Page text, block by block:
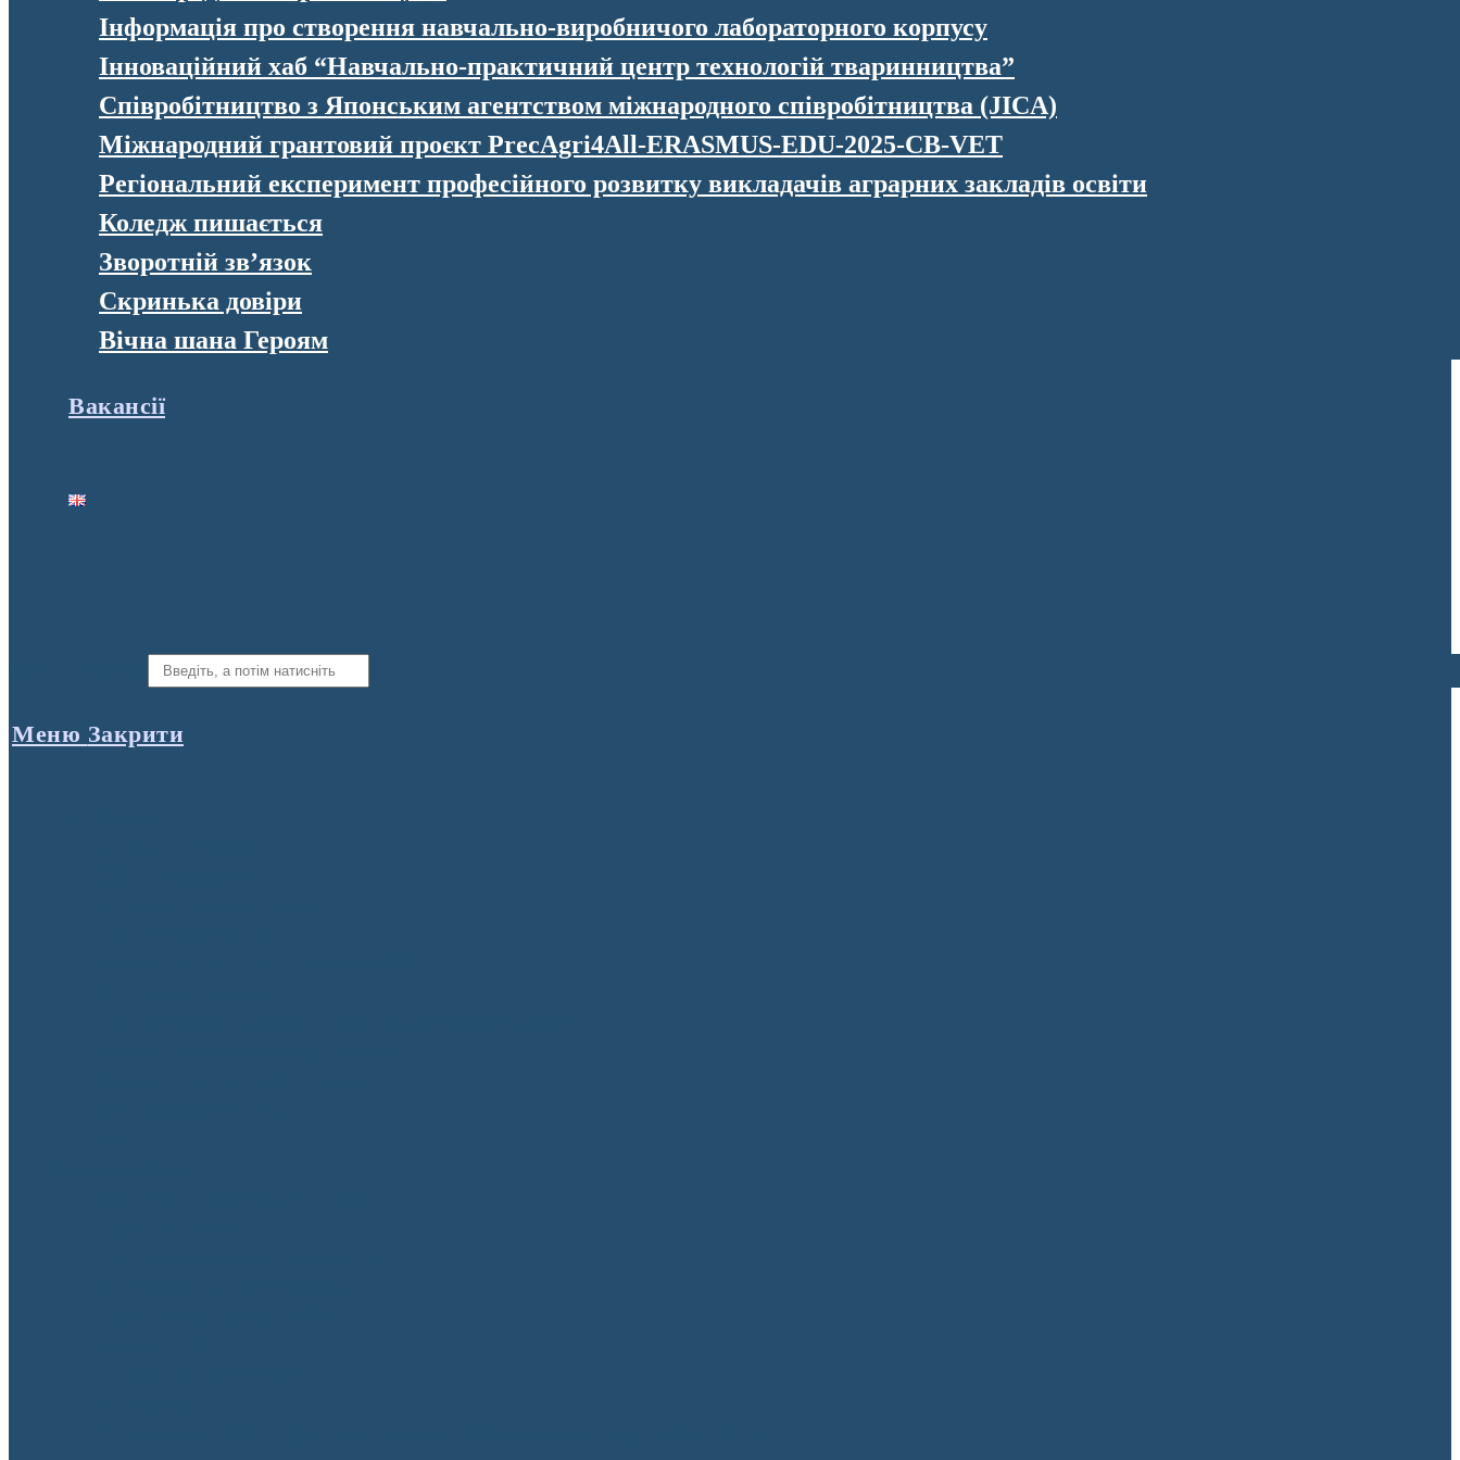
Інформація про створення навчально-виробничого лабораторного корпусу
Інноваційний хаб “Навчально-практичний центр технологій тваринництва”
Співробітництво з Японським агентством міжнародного співробітництва (JICA)
Міжнародний грантовий проєкт PrecAgri4All-ERASMUS-EDU-2025-CB-VET
Регіональний експеримент професійного розвитку викладачів аграрних закладів освіти
Коледж пишається
Зворотній зв’язок
Скринька довіри
Вічна шана Героям
Вакансії
Меню Закрити